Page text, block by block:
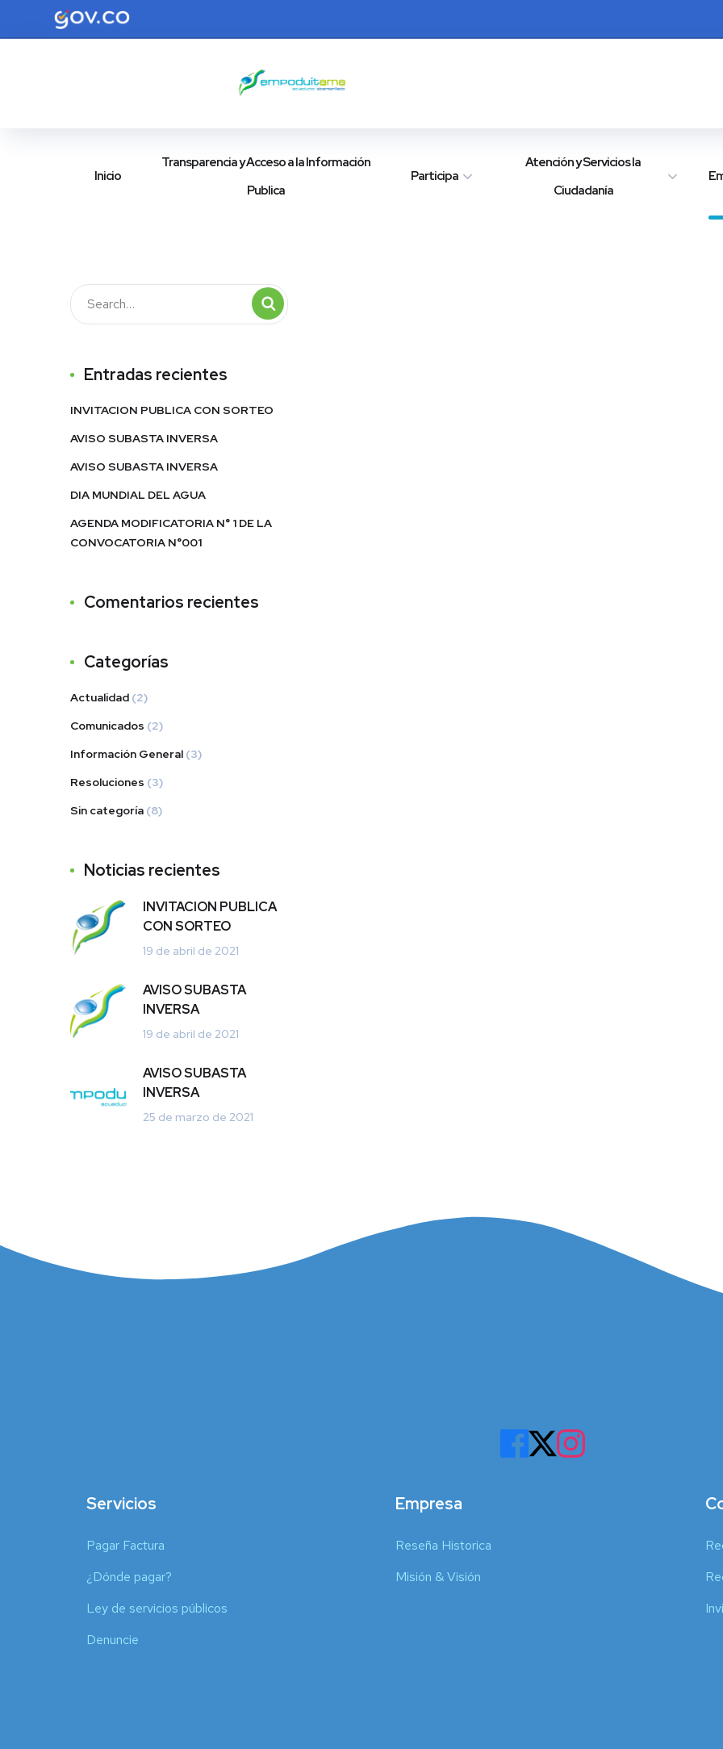
Inicio
Transparencia y Acceso a la Información
Publica
Participa
Atención y Servicios la
Ciudadanía
Entradas recientes
INVITACION PUBLICA CON SORTEO
AVISO SUBASTA INVERSA
AVISO SUBASTA INVERSA
DIA MUNDIAL DEL AGUA
AGENDA MODIFICATORIA N° 1 DE LA
CONVOCATORIA N°001
Comentarios recientes
Categorías
Actualidad (2)
Comunicados (2)
Información General (3)
Resoluciones (3)
Sin categoría (8)
Noticias recientes
INVITACION PUBLICA
CON SORTEO
19 de abril de 2021
AVISO SUBASTA
INVERSA
19 de abril de 2021
AVISO SUBASTA
INVERSA
25 de marzo de 2021
Servicios
Pagar Factura
¿Dónde pagar?
Ley de servicios públicos
Denuncie
Empresa
Reseña Historica
Misión & Visión